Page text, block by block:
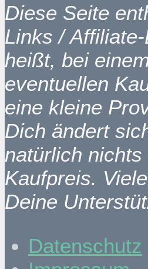
Diese Seite
Links /
heißt, bei
eventuellen
eine kleine
Dich ändert
natürlich nichts
Kaufpreis.
Deine
Datenschutz